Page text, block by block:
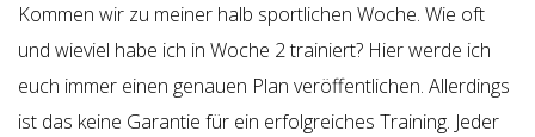
Kommen wir zu meiner halb sportlichen Woche. Wie oft
und wieviel habe ich in Woche 2 trainiert? Hier werde ich
euch immer einen genauen Plan veröffentlichen. Allerdings
ist das keine Garantie für ein erfolgreiches Training. Jeder